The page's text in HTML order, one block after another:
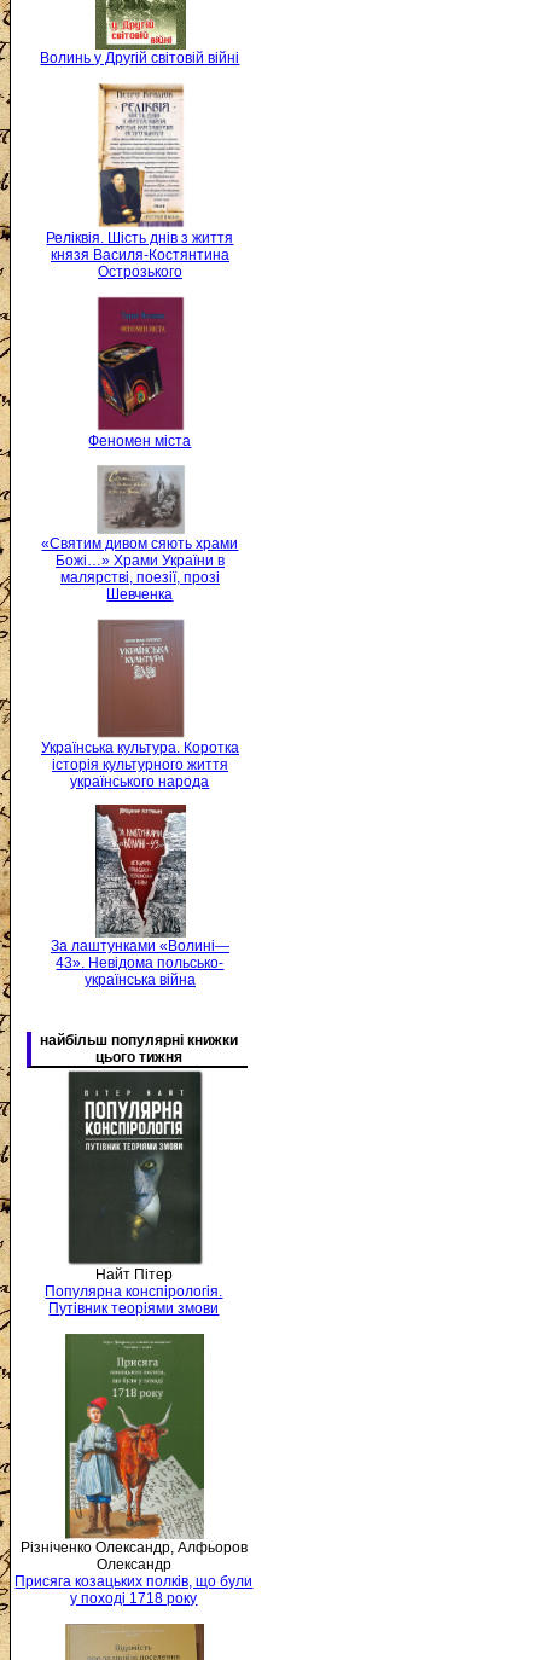
Волинь у Другій світовій війні
Реліквія. Шість днів з життя
князя Василя-Костянтина
Острозького
Феномен міста
«Святим дивом сяють храми
Божі…» Храми України в
малярстві, поезії, прозі
Шевченка
Українська культура. Коротка
історія культурного життя
українського народа
За лаштунками «Волині—
43». Невідома польсько-
українська війна
найбільш популярні книжки
цього тижня
Найт Пітер
Популярна конспірологія.
Путівник теоріями змови
Різніченко Олександр, Алфьоров
Олександр
Присяга козацьких полків, що були
у поході 1718 року